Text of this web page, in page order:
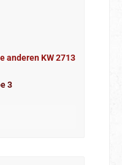
anderen KW 2713
3